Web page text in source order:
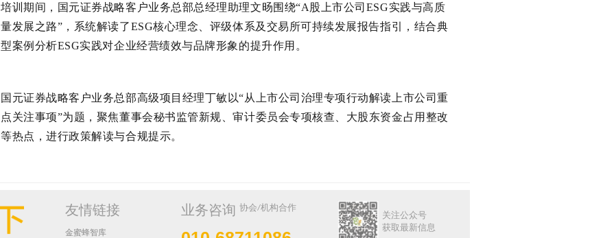
培训期间，国元证券战略客户业务总部总经理助理文旸围绕“A股上市公司ESG实践与高质
量发展之路”，系统解读了ESG核心理念、评级体系及交易所可持续发展报告指引，结合典
型案例分析ESG实践对企业经营绩效与品牌形象的提升作用。
国元证券战略客户业务总部高级项目经理丁敏以“从上市公司治理专项行动解读上市公司重
点关注事项”为题，聚焦董事会秘书监管新规、审计委员会专项核查、大股东资金占用整改
等热点，进行政策解读与合规提示。
友情链接
金蜜蜂智库
业务咨询 协会/机构合作
关注公众号
获取最新信息